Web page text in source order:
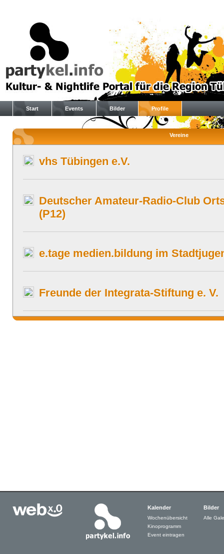
Start Events Bilder Profile
Vereine
vhs Tübingen e.V.
Deutscher Amateur-Radio-Club
(P12)
e.tage medien.bildung im
Freunde der Integrata-Stiftung e. V.
Kalender
Wochenübersicht
Kinoprogramm
Event eintragen
Bilder
Alle